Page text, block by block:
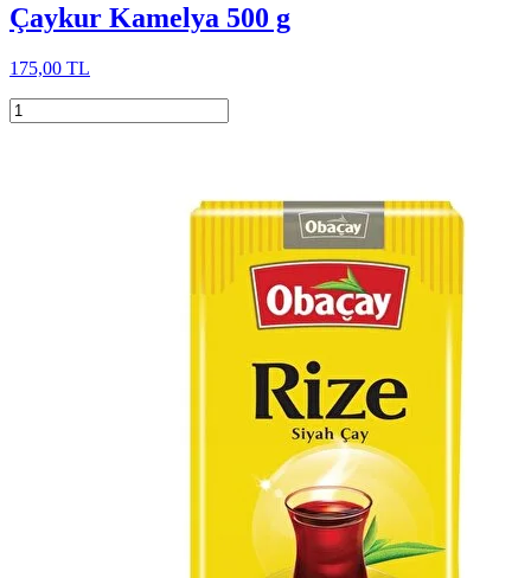
Çaykur Kamelya 500 g
175,00 TL